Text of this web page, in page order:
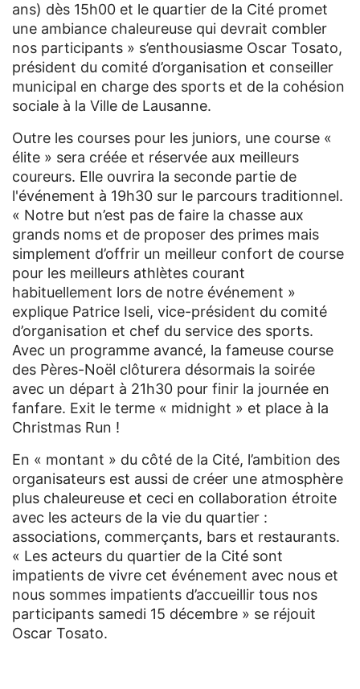
ans) dès 15h00 et le quartier de la Cité promet
une ambiance chaleureuse qui devrait combler
nos participants » s’enthousiasme Oscar Tosato,
président du comité d’organisation et conseiller
municipal en charge des sports et de la cohésion
sociale à la Ville de Lausanne.
Outre les courses pour les juniors, une course «
élite » sera créée et réservée aux meilleurs
coureurs. Elle ouvrira la seconde partie de
l'événement à 19h30 sur le parcours traditionnel.
« Notre but n’est pas de faire la chasse aux
grands noms et de proposer des primes mais
simplement d’offrir un meilleur confort de course
pour les meilleurs athlètes courant
habituellement lors de notre événement »
explique Patrice Iseli, vice-président du comité
d’organisation et chef du service des sports.
Avec un programme avancé, la fameuse course
des Pères-Noël clôturera désormais la soirée
avec un départ à 21h30 pour finir la journée en
fanfare. Exit le terme « midnight » et place à la
Christmas Run !
En « montant » du côté de la Cité, l’ambition des
organisateurs est aussi de créer une atmosphère
plus chaleureuse et ceci en collaboration étroite
avec les acteurs de la vie du quartier :
associations, commerçants, bars et restaurants.
« Les acteurs du quartier de la Cité sont
impatients de vivre cet événement avec nous et
nous sommes impatients d’accueillir tous nos
participants samedi 15 décembre » se réjouit
Oscar Tosato.